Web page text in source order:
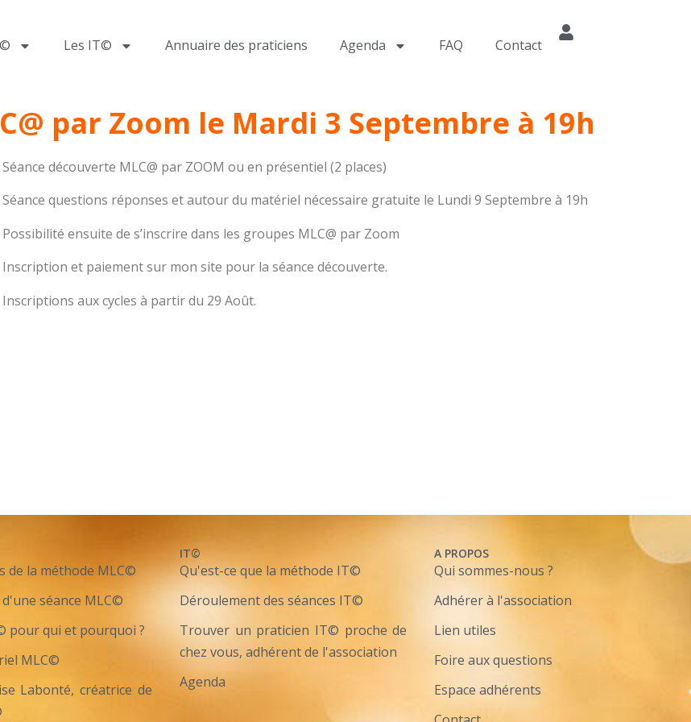
Les IT© Annuaire des praticiens Agenda FAQ Contact
par Zoom le Mardi 3 Septembre à 19h
Séance découverte MLC@ par ZOOM ou en présentiel (2 places)
Séance questions réponses et autour du matériel nécessaire gratuite le Lundi 9 Septembre à 19h
Possibilité ensuite de s’inscrire dans les groupes MLC@ par Zoom
Inscription et paiement sur mon site pour la séance découverte.
Inscriptions aux cycles à partir du 29 Août.
de la méthode MLC©
séance MLC©
pour qui et pourquoi ?
MLC©
Labonté, créatrice de
IT©
Qu'est-ce que la méthode IT©
Déroulement des séances IT©
Trouver un praticien IT© proche de
chez vous, adhérent de l'association
Agenda
A PROPOS
Qui sommes-nous ?
Adhérer à l'association
Lien utiles
Foire aux questions
Espace adhérents